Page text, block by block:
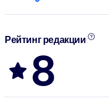
Рейтинг редакции
8